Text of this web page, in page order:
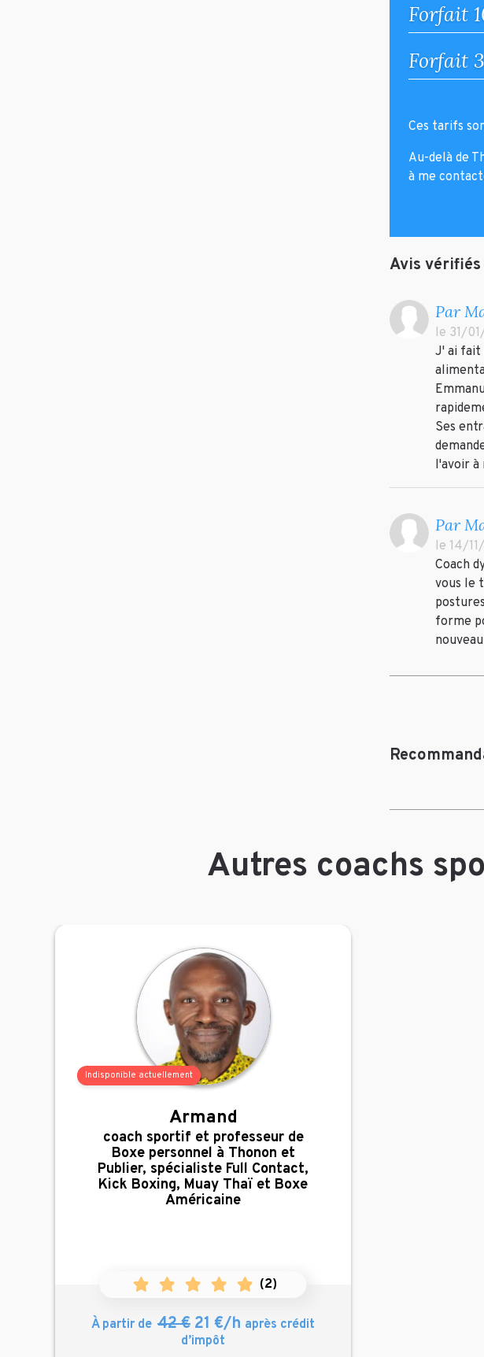
Forfait
Forfait
Ces tarifs
Au-delà de
à me
Avis
Par
le 31/
J' ai fait
Ses
l'avoir à
Par
le 14/
Coach
vous le
forme
Autres coachs
Indisponible actuellement
Armand
,
coach sportif et professeur de
Boxe personnel à Thonon et
Publier, spécialiste Full Contact,
Kick Boxing, Muay Thaï et Boxe
Américaine
(2)
À partir de 42 € 21 €/h après crédit
d’impôt